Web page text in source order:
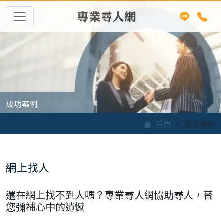
專業尋人網
成功案例
首頁
成功案例
網上找人
還在網上找不到人嗎？專業尋人網協助尋人，替
您彌補心中的遺憾